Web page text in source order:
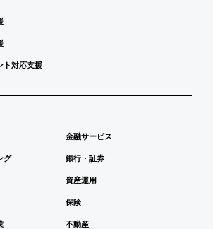
ト対応支援
グ
金融サービス
銀行・証券
資産運用
保険
不動産